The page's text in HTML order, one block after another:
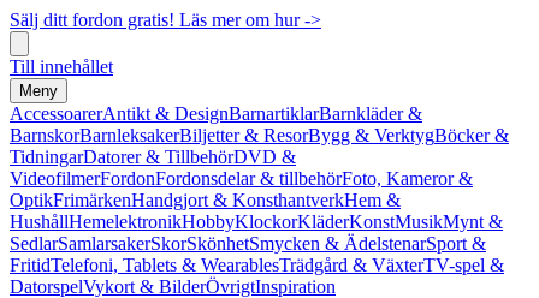
Sälj ditt fordon gratis! Läs mer om hur ->
Till innehållet
Meny
AccessoarerAntikt & DesignBarnartiklarBarnkläder &
BarnskorBarnleksakerBiljetter & ResorBygg & VerktygBöcker &
TidningarDatorer & TillbehörDVD &
VideofilmerFordonFordonsdelar & tillbehörFoto, Kameror &
OptikFrimärkenHandgjort & KonsthantverkHem &
HushållHemelektronikHobbyKlockorKläderKonstMusikMynt &
SedlarSamlarsakerSkorSkönhetSmycken & ÄdelstenarSport &
FritidTelefoni, Tablets & WearablesTrädgård & VäxterTV-spel &
DatorspelVykort & BilderÖvrigtInspiration